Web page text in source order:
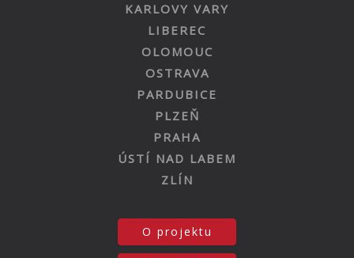
KARLOVY VARY
LIBEREC
OLOMOUC
OSTRAVA
PARDUBICE
PLZEŇ
PRAHA
ÚSTÍ NAD LABEM
ZLÍN
O projektu